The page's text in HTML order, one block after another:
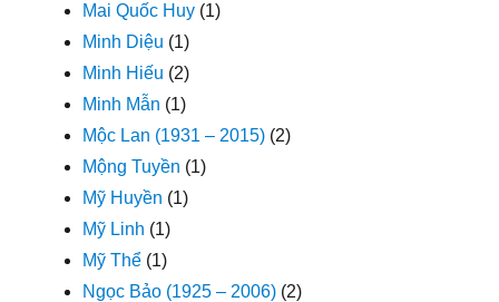
Mai Quốc Huy (1)
Minh Diệu (1)
Minh Hiếu (2)
Minh Mẫn (1)
Mộc Lan (1931 – 2015) (2)
Mộng Tuyền (1)
Mỹ Huyền (1)
Mỹ Linh (1)
Mỹ Thể (1)
Ngọc Bảo (1925 – 2006) (2)